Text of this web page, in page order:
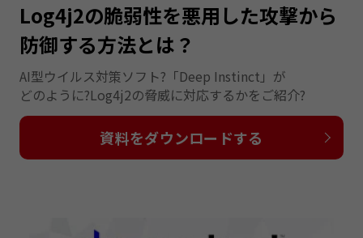
Log4j2の脆弱性を悪用した攻撃から
防御する方法とは？
AI型ウイルス対策ソフト?「Deep Instinct」が
どのように?Log4j2の脅威に対応するかをご紹介?
資料をダウンロードする